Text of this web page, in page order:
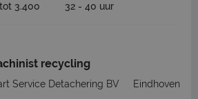
3.400 32 - 40 uur
recycling
Service Detachering BV
Eindhoven